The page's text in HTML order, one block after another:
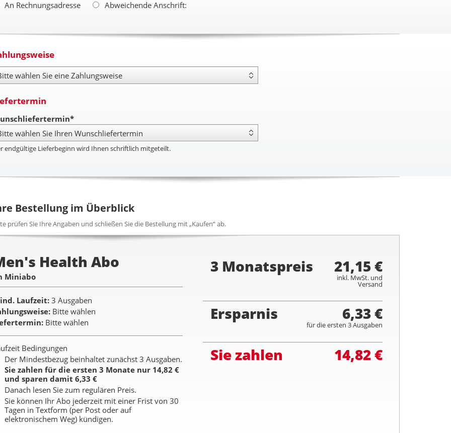
An Rechnungsadresse Abweichende Anschrift:
endgültige Lieferbeginn wird Ihnen schriftlich mitgeteilt.
Bestellung im Überblick
prüfen Sie Ihre Angaben und schließen Sie die Bestellung mit „Kaufen“ ab.
Health Abo
Miniabo
Laufzeit 3 Ausgaben
Bitte wählen
Bitte wählen
Bedingungen
Der Mindestbezug beinhaltet zunächst 3 Ausgaben.
Sie zahlen für die ersten 3 Monate nur 14,82 €
und sparen damit 6,33 €
Danach lesen Sie zum regulären Preis.
Sie können Ihr Abo jederzeit mit einer Frist von 30
Tagen in Textform (per Post oder auf
elektronischem Weg) kündigen.
3 Monatspreis 21,15 €
inkl. MwSt. und
Versand
Ersparnis 6,33 €
für die ersten 3 Ausgaben
Sie zahlen 14,82 €